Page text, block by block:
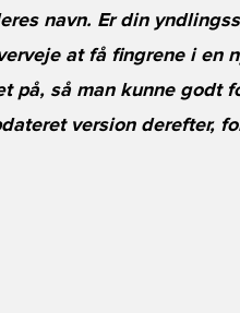
navn. Er din
at få fingrene i en
på, så man kunne godt
version derefter,